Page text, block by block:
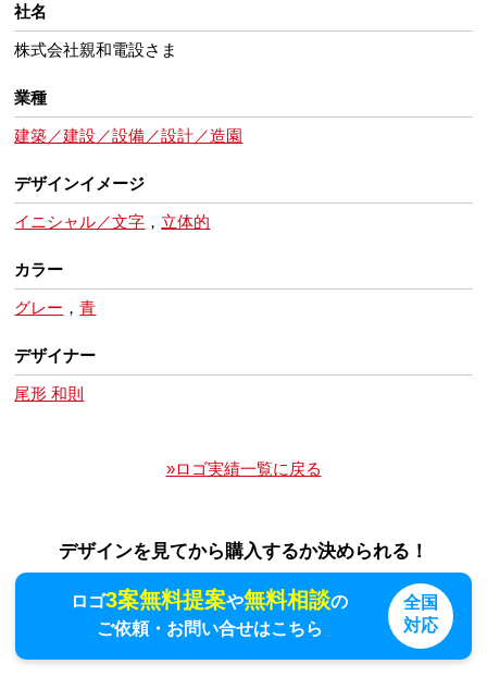
社名
株式会社親和電設さま
業種
建築／建設／設備／設計／造園
デザインイメージ
イニシャル／文字 ， 立体的
カラー
グレー ，青
デザイナー
尾形 和則
»ロゴ実績一覧に戻る
デザインを見てから購入するか決められる！
ロゴ3案無料提案や無料相談の
ご依頼・お問い合せはこちら
全国
対応